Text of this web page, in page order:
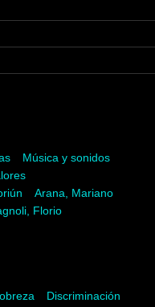
Música y sonidos
Arana, Mariano
Florio
Discriminación